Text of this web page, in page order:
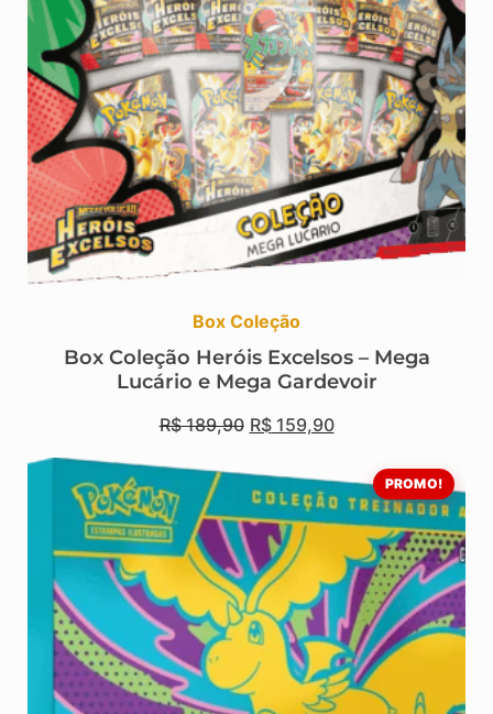
Box Coleção
Box Coleção Heróis Excelsos – Mega
Lucário e Mega Gardevoir
R$189,90 R$159,90
PROMO!